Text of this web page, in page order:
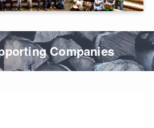
Companies